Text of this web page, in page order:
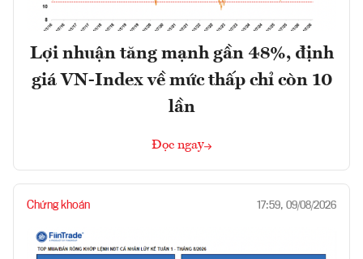
Lợi nhuận tăng mạnh gần 48%, định
giá VN-Index về mức thấp chỉ còn 10
lần
Đọc ngay
Chứng khoán 17:59, 09/08/2026